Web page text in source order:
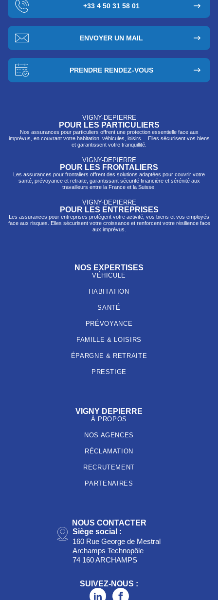
+33 4 50 31 58 01
ENVOYER UN MAIL
PRENDRE RENDEZ-VOUS
VIGNY-DEPIERRE
POUR LES PARTICULIERS
Nos assurances pour particuliers offrent une protection essentielle face aux
imprévus, en couvrant votre habitation, véhicules, loisirs… Elles sécurisent vos biens
et garantissent votre tranquillité.
VIGNY-DEPIERRE
POUR LES FRONTALIERS
Les assurances pour frontaliers offrent des solutions adaptées pour couvrir votre
santé, prévoyance et retraite, garantissant sécurité financière et sérénité aux
travailleurs entre la France et la Suisse.
VIGNY-DEPIERRE
POUR LES ENTREPRISES
Les assurances pour entreprises protègent votre activité, vos biens et vos employés
face aux risques. Elles sécurisent votre croissance et renforcent votre résilience face
aux imprévus.
NOS EXPERTISES
VÉHICULE
HABITATION
SANTÉ
PRÉVOYANCE
FAMILLE & LOISIRS
ÉPARGNE & RETRAITE
PRESTIGE
VIGNY DEPIERRE
À PROPOS
NOS AGENCES
RÉCLAMATION
RECRUTEMENT
PARTENAIRES
NOUS CONTACTER
Siège social :
160 Rue George de Mestral
Archamps Technopôle
74 160 ARCHAMPS
SUIVEZ-NOUS :